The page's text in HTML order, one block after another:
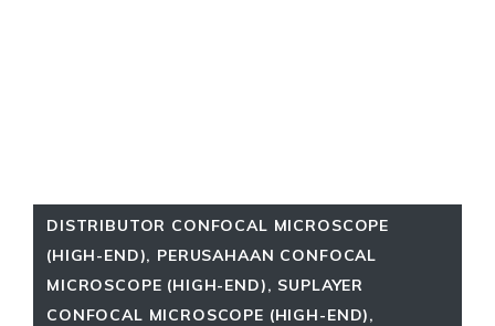
DISTRIBUTOR CONFOCAL MICROSCOPE
(HIGH-END), PERUSAHAAN CONFOCAL
MICROSCOPE (HIGH-END), SUPLAYER
CONFOCAL MICROSCOPE (HIGH-END),